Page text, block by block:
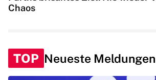
Chaos
TOP Neueste Meldungen